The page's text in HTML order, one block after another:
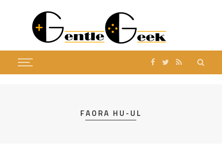
FAORA HU-UL